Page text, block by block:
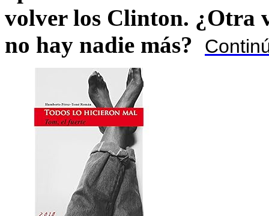
volver los Clinton. ¿Otra
no hay nadie más?